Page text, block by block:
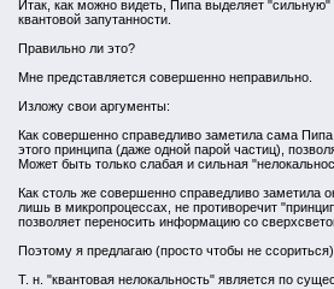
Итак, как можно видеть, Пипа выделяет
квантовой запутанности.
Правильно ли это?
Мне представляется совершенно неправильно.
Изложу свои аргументы:
Как совершенно справедливо заметила сама
этого принципа (даже одной парой частиц),
Может быть только слабая и сильная
Как столь же совершенно справедливо заметила
лишь в микропроцессах, не противоречит
позволяет переносить информацию со
Поэтому я предлагаю (просто чтобы не
Т. н. "квантовая нелокальность" является по